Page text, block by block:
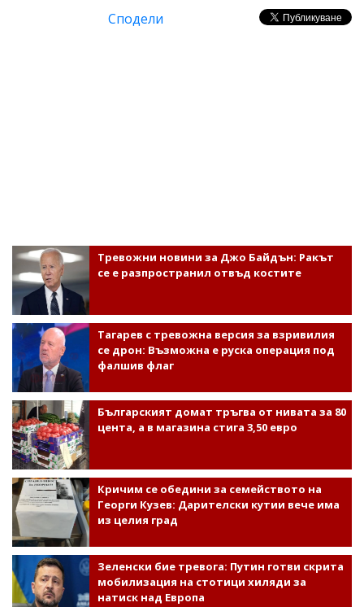
Сподели
Тревожни новини за Джо Байдън: Ракът
се е разпространил отвъд костите
Тагарев с тревожна версия за взривилия
се дрон: Възможна е руска операция под
фалшив флаг
Българският домат тръгва от нивата за 80
цента, а в магазина стига 3,50 евро
Кричим се обедини за семейството на
Георги Кузев: Дарителски кутии вече има
из целия град
Зеленски бие тревога: Путин готви скрита
мобилизация на стотици хиляди за
натиск над Европа